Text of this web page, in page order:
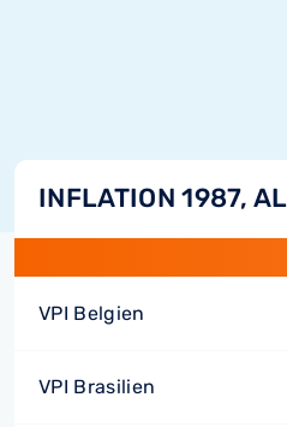
INFLATION 1987,
VPI Belgien
VPI Brasilien